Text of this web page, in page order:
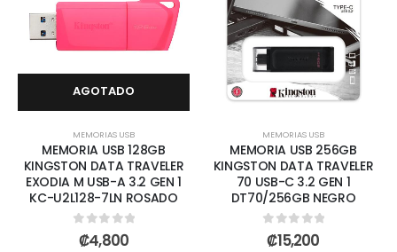
AGOTADO
MEMORIAS USB
MEMORIA USB 128GB
KINGSTON DATA TRAVELER
EXODIA M USB-A 3.2 GEN 1
KC-U2L128-7LN ROSADO
0out of 5
₡4,800
MEMORIAS USB
MEMORIA USB 256GB
KINGSTON DATA TRAVELER
70 USB-C 3.2 GEN 1
DT70/256GB NEGRO
0out of 5
₡15,200